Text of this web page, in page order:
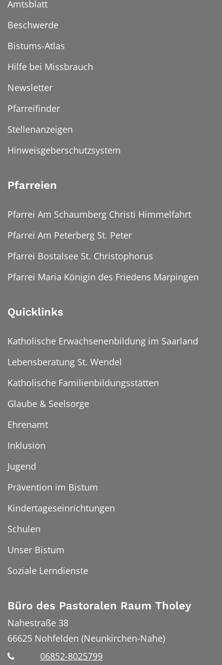
Amtsblatt
Beschwerde
Bistums-Atlas
Hilfe bei Missbrauch
Newsletter
Pfarreifinder
Stellenanzeigen
Hinweisgeberschutzsystem
Pfarreien
Pfarrei Am Schaumberg Christi Himmelfahrt
Pfarrei Am Peterberg St. Peter
Pfarrei Bostalsee St. Christophorus
Pfarrei Maria Königin des Friedens Marpingen
Quicklinks
Katholische Erwachsenenbildung im Saarland
Lebensberatung St. Wendel
Katholische Familienbildungsstätten
Glaube & Seelsorge
Ehrenamt
Inklusion
Jugend
Prävention im Bistum
Kindertageseinrichtungen
Schulen
Unser Bistum
Soziale Lerndienste
Büro des Pastoralen Raum Tholey
Nahestraße 38
66625 Nohfelden (Neunkirchen-Nahe)
06852-8025799